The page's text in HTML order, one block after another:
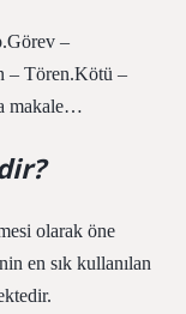
–
– Tören.Kötü –
makale…
olarak öne
en sık kullanılan